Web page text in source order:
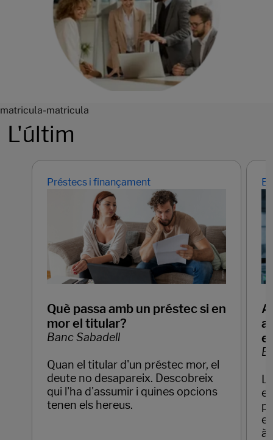
matricula-matricula
L'últim
Préstecs i finançament
Què passa amb un préstec si en
mor el titular?
Banc Sabadell
Quan el titular d'un préstec mor, el
deute no desapareix. Descobreix
qui l'ha d'assumir i quines opcions
tenen els hereus.
el